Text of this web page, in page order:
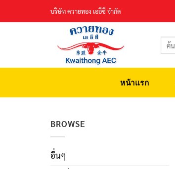
บริษัท ควายทอง เออีซี จำกัด
ค้นหา:
หน้าแรก
BROWSE
อื่นๆ